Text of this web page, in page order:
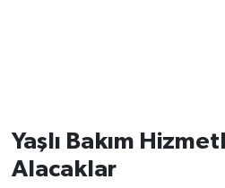
Yaşlı Bakım
Alacaklar